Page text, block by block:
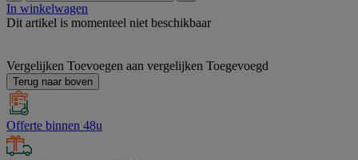
In winkelwagen
Dit artikel is momenteel niet beschikbaar
Vergelijken Toevoegen aan vergelijken Toegevoegd
Terug naar boven
Offerte binnen 48u